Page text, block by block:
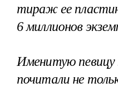
тираж ее
6 миллионов
Именитую певицу
почитали не